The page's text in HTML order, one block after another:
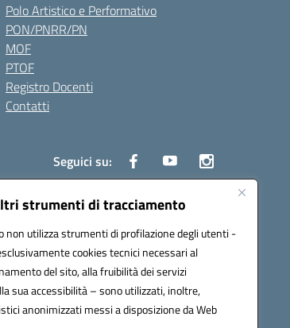
strumenti di tracciamento
non utilizza strumenti di profilazione degli utenti -
cookies tecnici necessari al
del sito, alla fruibilità dei servizi
sua accessibilità – sono utilizzati, inoltre,
anonimizzati messi a disposizione da Web
Polo Artistico e Performativo
PON/PNRR/PN
MOF
PTOF
Registro Docenti
Contatti
Seguici su: